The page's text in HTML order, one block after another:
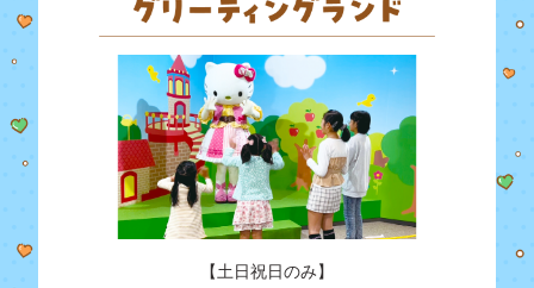
グッズ
【土日祝日のみ】